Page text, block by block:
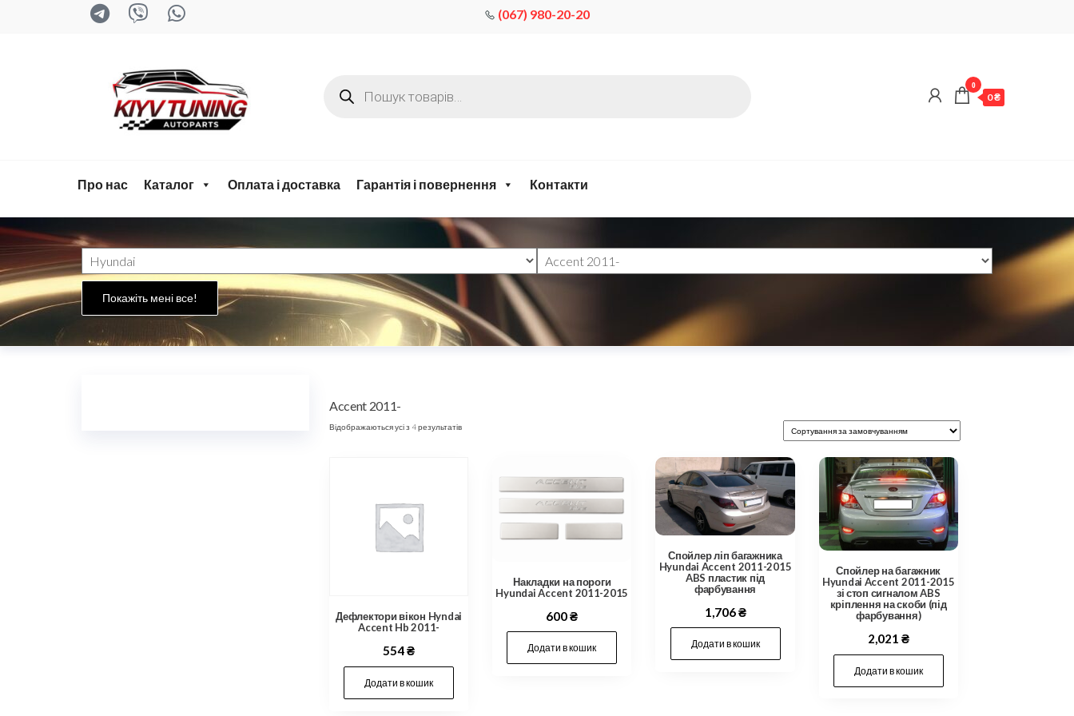
(067) 980-20-20
tuning.com
0
0 ₴
Про нас Каталог Оплата і доставка Гарантія і повернення Контакти
Покажіть мені все!
Accent 2011-
Відображаються усі з 4 результатів
Дефлектори вікон Hyndai
Accent Hb 2011-
554₴
Додати в кошик
Накладки на пороги
Hyundai Accent 2011-2015
600₴
Додати в кошик
Спойлер ліп багажника
Hyundai Accent 2011-2015
ABS пластик під
фарбування
1,706₴
Додати в кошик
Спойлер на багажник
Hyundai Accent 2011-2015
зі стоп сигналом ABS
кріплення на скоби (під
фарбування)
2,021 ₴
Додати в кошик